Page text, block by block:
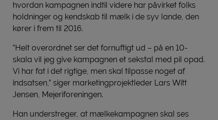
hvordan kampagnen indtil videre har påvirket folks
holdninger og kendskab til mælk i de syv lande, den
kører i frem til 2016.
”Helt overordnet ser det fornuftigt ud – på en 10-
skala vil jeg give kampagnen et sekstal med pil opad.
Vi har fat i det rigtige, men skal tilpasse noget af
indsatsen,” siger marketingprojektleder Lars Witt
Jensen, Mejeriforeningen.
Han understreger, at mælkekampagnen skal ses